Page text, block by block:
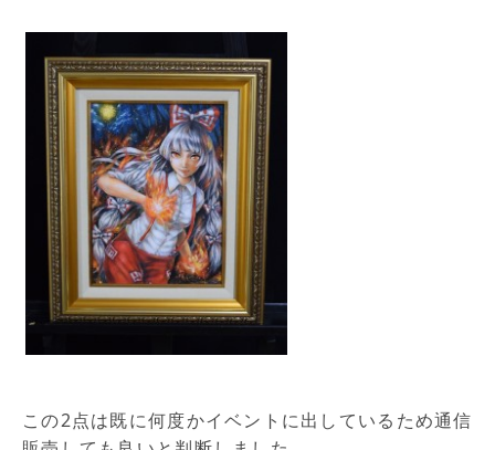
この2点は既に何度かイベントに出しているため通信